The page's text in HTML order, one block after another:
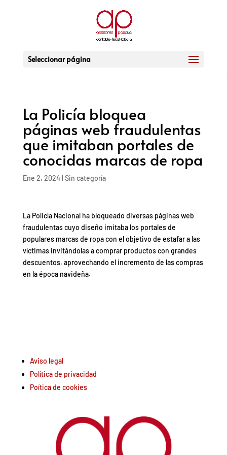
Seleccionar página
La Policía bloquea
páginas web fraudulentas
que imitaban portales de
conocidas marcas de ropa
Ene 2, 2024| Sin categoría
La Policía Nacional ha bloqueado diversas páginas web
fraudulentas cuyo diseño imitaba los portales de
populares marcas de ropa con el objetivo de estafar a las
víctimas invitándolas a comprar productos con grandes
descuentos, aprovechando el incremento de las compras
en la época navideña.
Aviso legal
Política de privacidad
Poítica de cookies